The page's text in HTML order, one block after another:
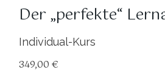
Der „perfekte“
Individual-Kurs
349,00€